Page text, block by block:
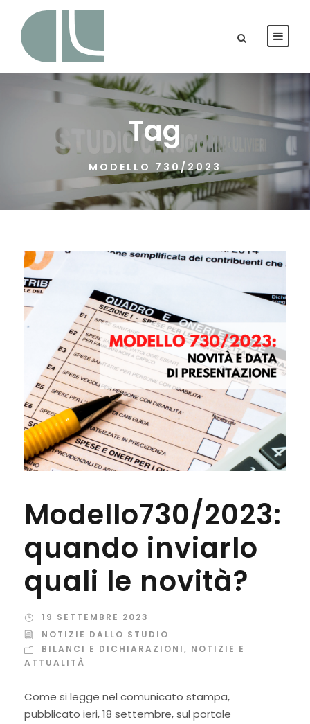
Tag
MODELLO 730/2023
Modello730/2023:
quando inviarlo
quali le novità?
19 SETTEMBRE 2023
NOTIZIE DALLO STUDIO
BILANCI E DICHIARAZIONI, NOTIZIE E
ATTUALITÀ
Come si legge nel comunicato stampa,
pubblicato ieri, 18 settembre, sul portale